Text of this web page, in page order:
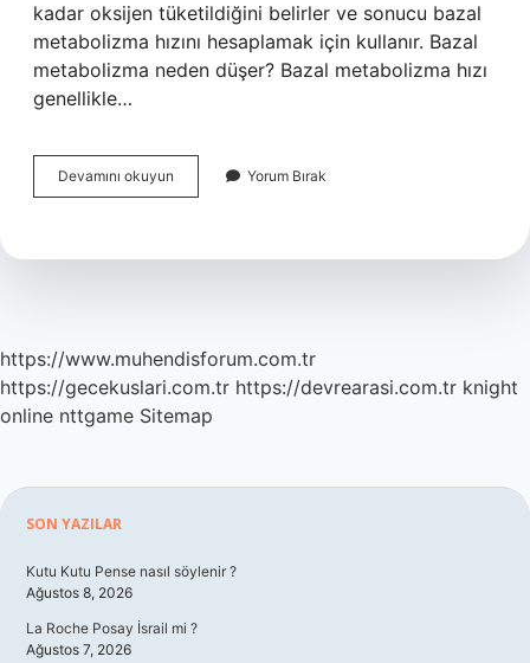
kadar oksijen tüketildiğini belirler ve sonucu bazal
metabolizma hızını hesaplamak için kullanır. Bazal
metabolizma neden düşer? Bazal metabolizma hızı
genellikle…
Devamını okuyun
Ölçüm
Yorum Bırak
https://www.muhendisforum.com.tr
https://gecekuslari.com.tr https://devrearasi.com.tr knight
online nttgame Sitemap
Sidebar
SON YAZILAR
Kutu Kutu Pense nasıl söylenir ?
Ağustos 8, 2026
La Roche Posay İsrail mi ?
Ağustos 7, 2026